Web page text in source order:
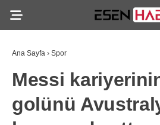
Ana Sayfa › Spor
Messi
golünü